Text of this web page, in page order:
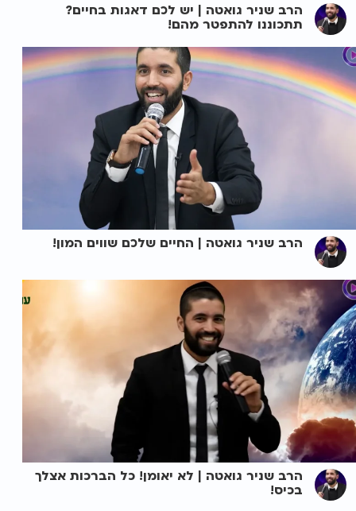
הרב שניר גואטה | יש לכם דאגות בחיים?
תתכוננו להתפטר מהם!
הרב שניר גואטה | החיים שלכם שווים המון!
הרב שניר גואטה | לא יאומן! כל הברכות אצלך
בכיס!